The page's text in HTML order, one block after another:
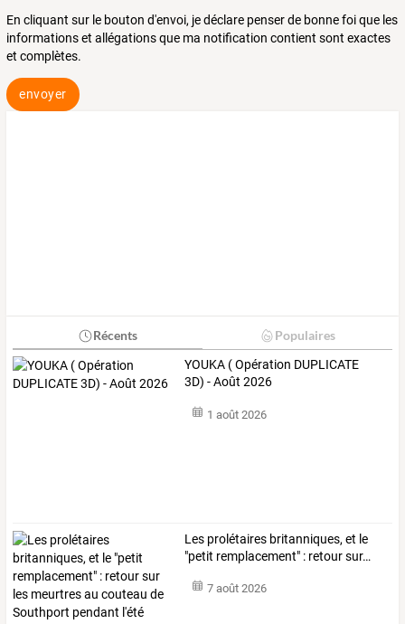
En cliquant sur le bouton d'envoi, je déclare penser de bonne foi que les
informations et allégations que ma notification contient sont exactes
et complètes.
envoyer
Récents Populaires
YOUKA ( Opération DUPLICATE
3D) - Août 2026
1 août 2026
Les prolétaires britanniques, et le
"petit remplacement" : retoursur…
7 août 2026